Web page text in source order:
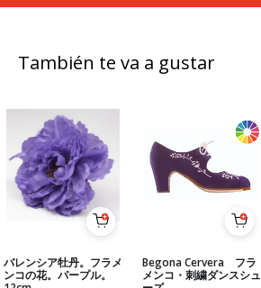
También te va a gustar
バレンシア牡丹。フラメ
ンコの花。パープル。
Begona Cervera フラ
メンコ・刺繍ダンスシュ